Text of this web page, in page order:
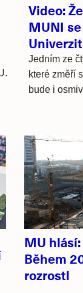
Video:
MUNI
Jedním ze
které změří
bude i
MU
Během
rozrostl